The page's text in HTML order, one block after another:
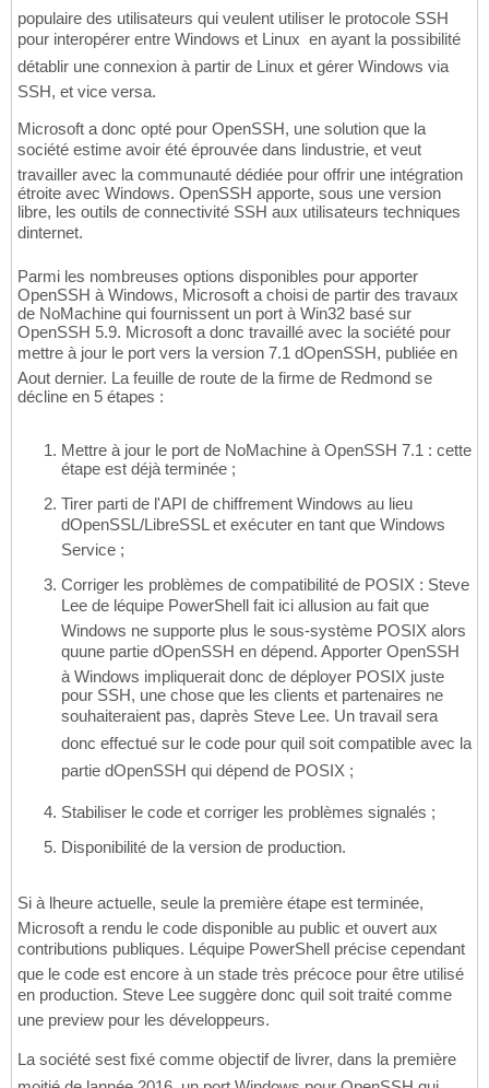
populaire des utilisateurs qui veulent utiliser le protocole SSH
pour interopérer entre Windows et Linux  en ayant la possibilité
détablir une connexion à partir de Linux et gérer Windows via
SSH, et vice versa.
Microsoft a donc opté pour OpenSSH, une solution que la
société estime avoir été éprouvée dans lindustrie, et veut
travailler avec la communauté dédiée pour offrir une intégration
étroite avec Windows. OpenSSH apporte, sous une version
libre, les outils de connectivité SSH aux utilisateurs techniques
dinternet.
Parmi les nombreuses options disponibles pour apporter
OpenSSH à Windows, Microsoft a choisi de partir des travaux
de NoMachine qui fournissent un port à Win32 basé sur
OpenSSH 5.9. Microsoft a donc travaillé avec la société pour
mettre à jour le port vers la version 7.1 dOpenSSH, publiée en
Aout dernier. La feuille de route de la firme de Redmond se
décline en 5 étapes :
Mettre à jour le port de NoMachine à OpenSSH 7.1 : cette
étape est déjà terminée ;
Tirer parti de l'API de chiffrement Windows au lieu
dOpenSSL/LibreSSL et exécuter en tant que Windows
Service ;
Corriger les problèmes de compatibilité de POSIX : Steve
Lee de léquipe PowerShell fait ici allusion au fait que
Windows ne supporte plus le sous-système POSIX alors
quune partie dOpenSSH en dépend. Apporter OpenSSH
à Windows impliquerait donc de déployer POSIX juste
pour SSH, une chose que les clients et partenaires ne
souhaiteraient pas, daprès Steve Lee. Un travail sera
donc effectué sur le code pour quil soit compatible avec la
partie dOpenSSH qui dépend de POSIX ;
Stabiliser le code et corriger les problèmes signalés ;
Disponibilité de la version de production.
Si à lheure actuelle, seule la première étape est terminée,
Microsoft a rendu le code disponible au public et ouvert aux
contributions publiques. Léquipe PowerShell précise cependant
que le code est encore à un stade très précoce pour être utilisé
en production. Steve Lee suggère donc quil soit traité comme
une preview pour les développeurs.
La société sest fixé comme objectif de livrer, dans la première